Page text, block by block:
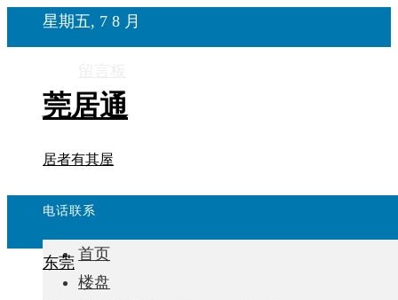
星期五, 7 8 月
莞居通
居者有其屋
电话联系
首页
楼盘
东莞